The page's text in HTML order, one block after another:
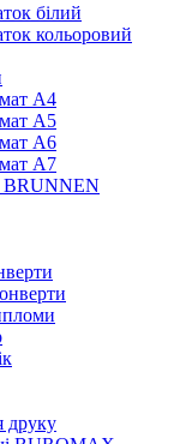
білий
кольоровий
А4
А5
А6
А7
BRUNNEN
друку